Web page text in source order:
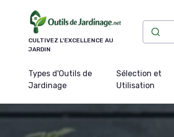
CULTIVEZ L'EXCELLENCE AU
JARDIN
Types d'Outils de
Jardinage
Sélection et
Utilisation